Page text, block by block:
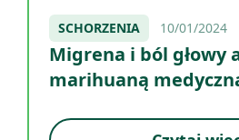
SCHORZENIA 10/01/2024
Migrena i ból głowy
marihuaną